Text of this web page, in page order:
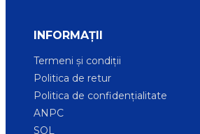
INFORMAȚII
Termeni și condiții
Politica de retur
Politica de confidențialitate
ANPC
SOL